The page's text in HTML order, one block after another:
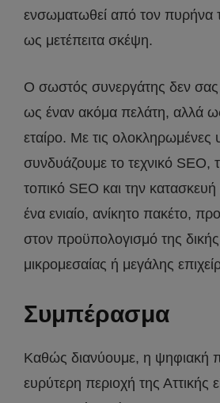
ενσωματωθεί από τον πυρήνα
ως μετέπειτα σκέψη.
Ο σωστός συνεργάτης δεν
ως έναν ακόμα πελάτη, αλλά
εταίρο. Με τις ολοκληρωμένες
συνδυάζουμε το τεχνικό SEO,
τοπικό SEO και την
ένα ενιαίο, ανίκητο πακέτο,
στον προϋπολογισμό της
μικρομεσαίας ή μεγάλης
Συμπέρασμα
Καθώς διανύουμε, η ψηφιακή
ευρύτερη περιοχή της Αττικής